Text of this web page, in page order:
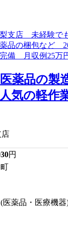
医薬品の製
気の軽作
店
円
医薬品・医療機